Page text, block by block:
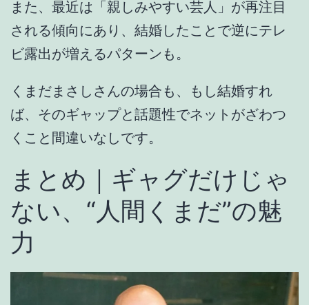
また、最近は 「親しみやすい芸人」 が再注目
される傾向にあり、結婚したことで逆にテレ
ビ露出が増えるパターンも。
くまだまさしさんの場合も、
もし結婚すれ
ば、そのギャップと話題性でネットがざわつ
くこと間違いなしです。
まとめ｜ギャグだけじゃ
ない、“人間くまだ”の魅
力